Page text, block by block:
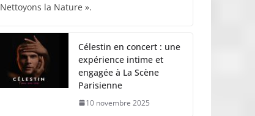
Nettoyons la Nature ».
Célestin en concert : une
expérience intime et
engagée à La Scène
Parisienne
10 novembre 2025